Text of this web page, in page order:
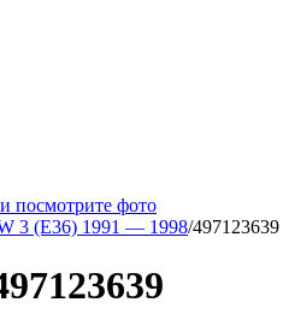
посмотрите фото
3 (Е36) 1991 — 1998/497123639